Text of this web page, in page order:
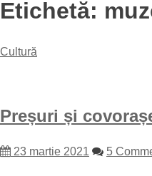
Etichetă:
Cultură
Preșuri și
23 martie 2021 5